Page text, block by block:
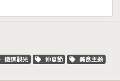
關鍵字標籤
鐵道觀光 關鍵字標籤
仲夏節 關鍵字標籤
美食主題